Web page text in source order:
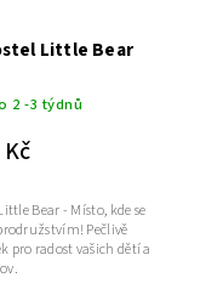
Little Bear
2 -3 týdnů
Bear - Místo, kde se
Pečlivě
pro radost vašich dětí a